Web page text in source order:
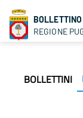
REGIONE
BOLLETTINI